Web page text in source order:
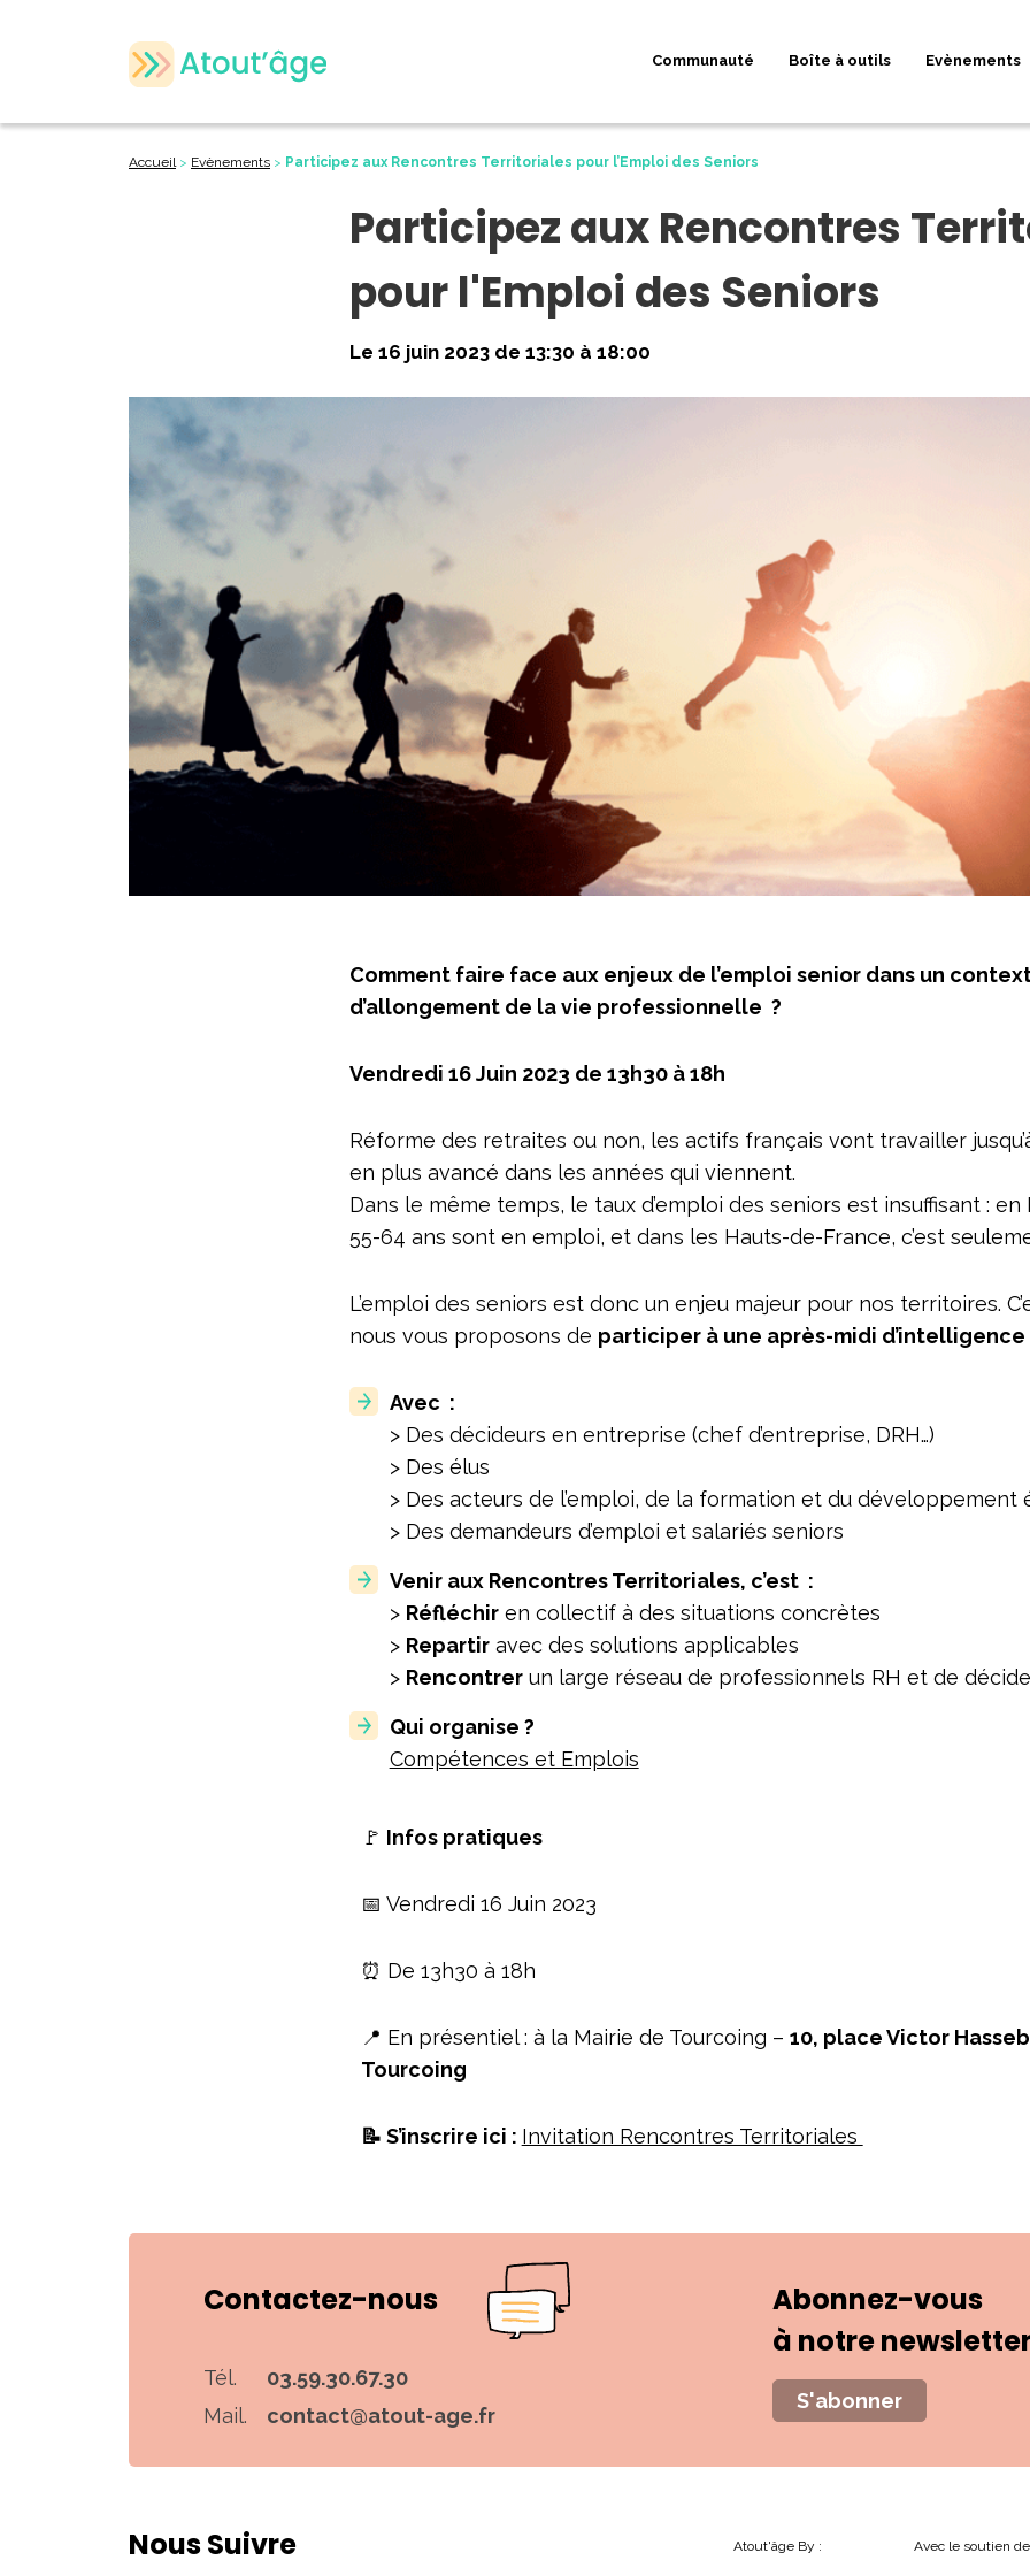
Communauté Boîte à outils Evènements
Accueil> Evènements > Participez aux Rencontres Territoriales pour l’Emploi des Seniors
Participez aux Rencontres
pour l'Emploi des Seniors
Le 16 juin 2023 de 13:30 à 18:00
Comment faire face aux enjeux de l’emploi senior dans un
d’allongement de la vie professionnelle ?
Vendredi 16 Juin 2023 de 13h30 à 18h
Réforme des retraites ou non, les actifs français vont travailler
en plus avancé dans les années qui viennent.
Dans le même temps, le taux d’emploi des seniors est insuffisant : en
55-64 ans sont en emploi, et dans les Hauts-de-France, c’est
L’emploi des seniors est donc un enjeu majeur pour nos territoires.
nous vous proposons de participer à une après-midi
Avec :
> Des décideurs en entreprise (chef d’entreprise, DRH…)
> Des élus
> Des acteurs de l’emploi, de la formation et du développement
> Des demandeurs d’emploi et salariés seniors
Venir aux Rencontres Territoriales, c’est :
> Réfléchiren collectif à des situations concrètes
> Repartiravec des solutions applicables
> Rencontrerun large réseau de professionnels RH et de
Qui organise ?
Compétences et Emplois
🚩 Infos pratiques
📅 Vendredi 16 Juin 2023
⏰ De 13h30 à 18h
📍 En présentiel : à la Mairie de Tourcoing – 10, place Victor
Tourcoing
📝 S’inscrire ici : Invitation Rencontres Territoriales
Contactez-nous
Tél.
03.59.30.67.30
Mail.
contact@atout-age.fr
Abonnez-vous
à notre
S'abonner
Nous Suivre Atout'âge By : Avec le soutien